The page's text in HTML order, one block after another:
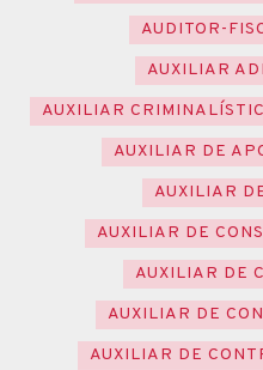
AUDITOR-
AUXILIAR
AUXILIAR
AUXILIAR DE
AUXILIAR
AUXILIAR DE
AUXILIAR DE
AUXILIAR DE
AUXILIAR DE